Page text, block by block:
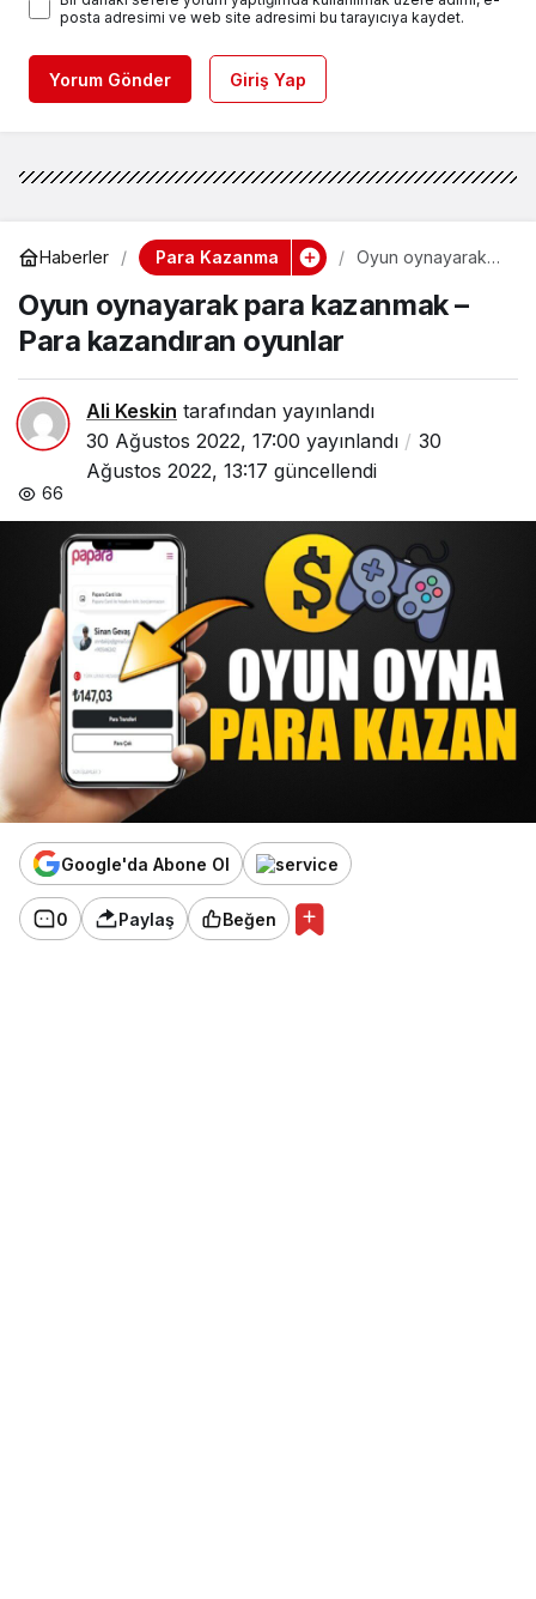
posta adresimi ve web site adresimi bu tarayıcıya kaydet.
Yorum Gönder Giriş Yap
Haberler Para Kazanma
Oyun oynayarak
Para kazandıran
oyunlar
Oyun oynayarak para kazanmak –
Para kazandıran oyunlar
Ali Keskin tarafından yayınlandı
30 Ağustos 2022, 17:00 yayınlandı
30
Ağustos 2022, 13:17 güncellendi
66
Google'da Abone Ol
0 Paylaş Beğen